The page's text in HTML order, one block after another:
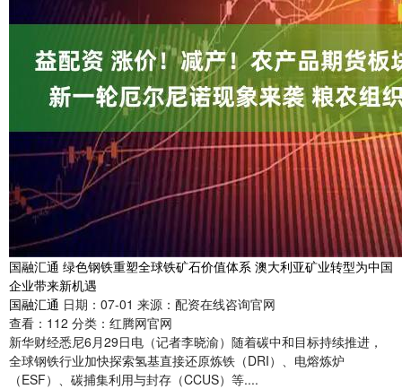
国融汇通 绿色钢铁重塑全球铁矿石价值体系 澳大利亚矿业转型为中国
企业带来新机遇
国融汇通 日期：07-01 来源：配资在线咨询官网
查看： 112 分类： 红腾网官网
新华财经悉尼6月29日电（记者李晓渝）随着碳中和目标持续推进，
全球钢铁行业加快探索氢基直接还原炼铁（DRI）、电熔炼炉
（ESF）、碳捕集利用与封存（CCUS）等....